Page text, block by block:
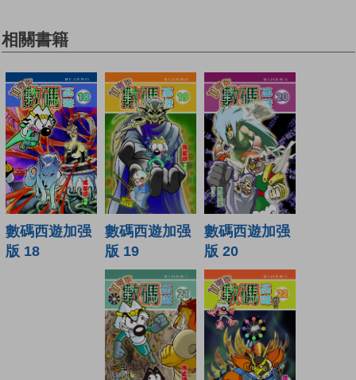
相關書籍
數碼西遊加强
版 18
數碼西遊加强
版 19
數碼西遊加强
版 20